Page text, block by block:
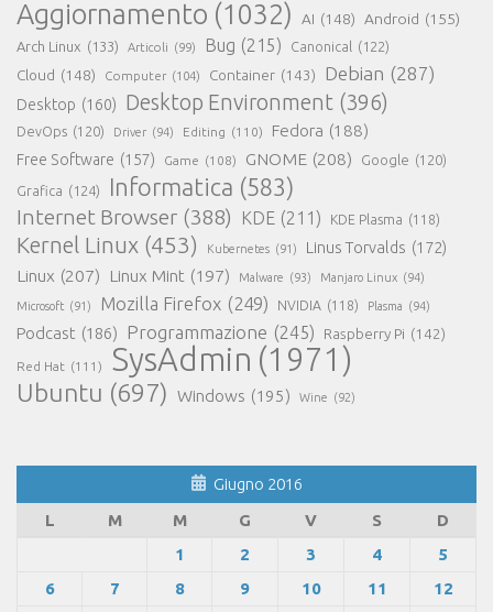
Aggiornamento (1032) AI (148) Android (155)
Arch Linux (133) Articoli (99) Bug (215) Canonical (122)
Cloud (148) Computer (104) Container (143) Debian (287)
Desktop (160) Desktop Environment (396)
DevOps (120) Driver (94) Editing (110) Fedora (188)
Free Software (157) Game (108) GNOME (208) Google (120)
Grafica (124) Informatica (583)
Internet Browser (388) KDE (211) KDE Plasma (118)
Kernel Linux (453) Kubernetes (91) Linus Torvalds (172)
Linux (207) Linux Mint (197) Malware (93) Manjaro Linux (94)
Microsoft (91) Mozilla Firefox (249) NVIDIA (118) Plasma (94)
Podcast (186) Programmazione (245) Raspberry Pi (142)
Red Hat (111) SysAdmin (1971)
Ubuntu (697) Windows (195) Wine (92)
Giugno 2016
L
M M G V S
D
1
2 3 4
5
6
7 8 9 10 11
12